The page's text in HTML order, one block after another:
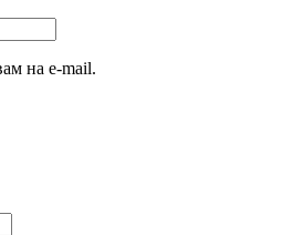
на e-mail.